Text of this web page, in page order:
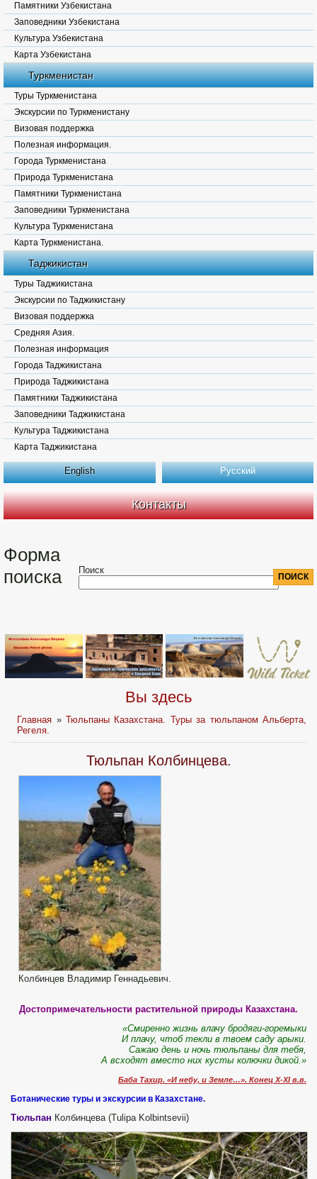
Памятники Узбекистана
Заповедники Узбекистана
Культура Узбекистана
Карта Узбекистана
Туркменистан
Туры Туркменистана
Экскурсии по Туркменистану
Визовая поддержка
Полезная информация.
Города Туркменистана
Природа Туркменистана
Памятники Туркменистана
Заповедники Туркменистана
Культура Туркменистана
Карта Туркменистана.
Таджикистан
Туры Таджикистана
Экскурсии по Таджикистану
Визовая поддержка
Средняя Азия.
Полезная информация
Города Таджикистана
Природа Таджикистана
Памятники Таджикистана
Заповедники Таджикистана
Культура Таджикистана
Карта Таджикистана
English Русский
Контакты
Форма
поиска
Поиск
Вы здесь
Главная » Тюльпаны Казахстана. Туры за тюльпаном Альберта,
Регеля.
Тюльпан Колбинцева.
Колбинцев Владимир Геннадьевич.
Достопримечательности растительной природы Казахстана.
«Смиренно жизнь влачу бродяги-горемыки
И плачу, чтоб текли в твоем саду арыки.
Сажаю день и ночь тюльпаны для тебя,
А всходят вместо них кусты колючки дикой.»
Баба Тахир. «И небу, и Земле…». Конец X-XI в.в.
Ботанические туры и экскурсии в Казахстане.
Тюльпан Колбинцева (Tulipa Kolbintsevii)